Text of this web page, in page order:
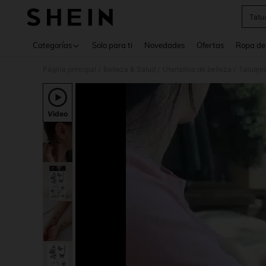
Categorías Solo para ti Novedades Ofertas Ropa
Video